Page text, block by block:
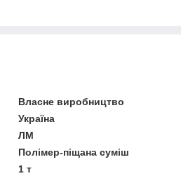
Власне виробництво
Україна
ЛМ
Полімер-піщана суміш
1 т